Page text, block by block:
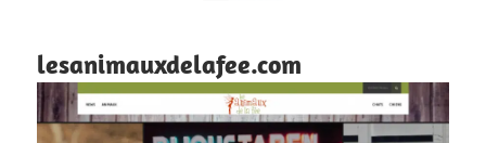
lesanimauxdelafee.com